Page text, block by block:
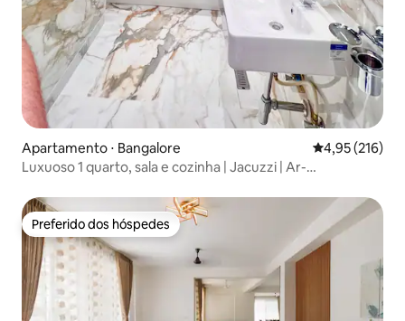
Apartamento ⋅ Bangalore 4,95 de uma
4,95 (216)
Luxuoso 1 quarto, sala e cozinha | Jacuzzi | Ar-
Preferido dos hóspedes
Preferido dos hóspedes